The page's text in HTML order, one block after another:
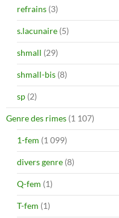
refrains (3)
s.lacunaire (5)
shmall (29)
shmall-bis (8)
sp (2)
Genre des rimes (1 107)
1-fem (1 099)
divers genre (8)
Q-fem (1)
T-fem (1)